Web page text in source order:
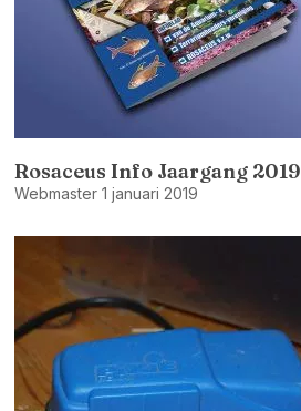
Rosaceus Info Jaargang 2019
Webmaster 1 januari 2019